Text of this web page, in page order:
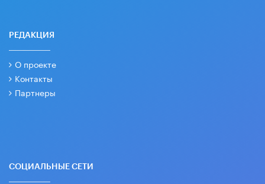
РЕДАКЦИЯ
О проекте
Контакты
Партнеры
СОЦИАЛЬНЫЕ СЕТИ